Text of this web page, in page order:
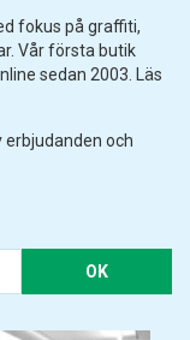
fokus på graffiti,
Vår första butik
sedan 2003. Läs
erbjudanden och
OK